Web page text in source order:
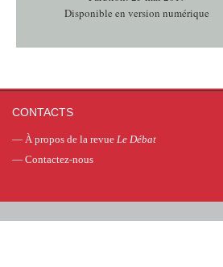
Disponible en version numérique
CONTACTS
— À propos de la revue Le Débat
— Contactez-nous